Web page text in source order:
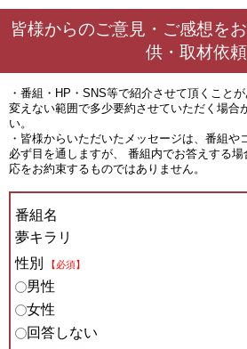
皆様からのご意見・ご感想を
供・取材依
・番組・HP・SNS等で紹介させて頂くこと
変えない範囲で多少要約させていただく場合
い。
・皆様からいただいたメッセージは、番組や
必ず目を通しますが、 番組内でお答えする
応をお約束するものではありません。
番組名
夢キラリ
性別
【必須】
男性
女性
回答しない